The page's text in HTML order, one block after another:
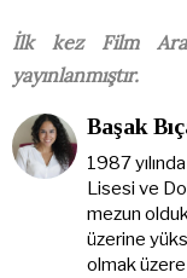
İlk kez Film
yayınlanmıştır.
Başak
1987
Lisesi ve
mezun
üzerine
olmak üzere